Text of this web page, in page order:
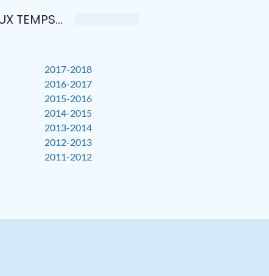
TEMPS...
2017-2018
2016-2017
2015-2016
2014-2015
2013-2014
2012-2013
2011-2012